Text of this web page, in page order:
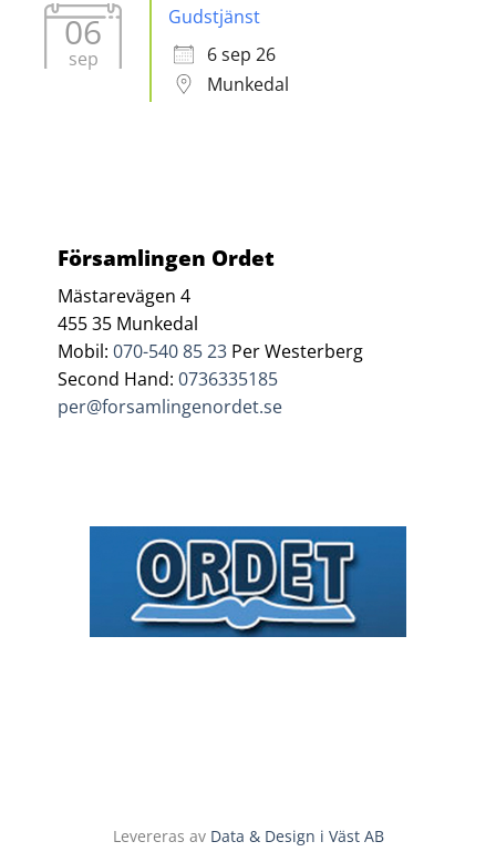
06
sep
Gudstjänst
6 sep 26
Munkedal
Församlingen Ordet
Mästarevägen 4
455 35 Munkedal
Mobil:070-540 85 23 Per Westerberg
Second Hand:0736335185
per@forsamlingenordet.se
Levereras av Data & Design i Väst AB